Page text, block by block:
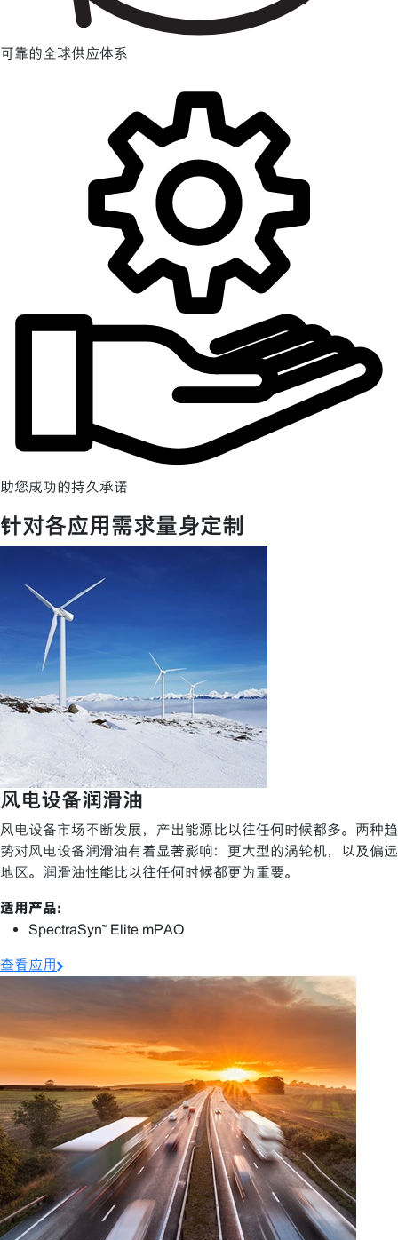
可靠的全球供应体系
助您成功的持久承诺
针对各应用需求量身定制
风电设备润滑油
风电设备市场不断发展，产出能源比以往任何时候都多。两种趋
势对风电设备润滑油有着显著影响：更大型的涡轮机，以及偏远
地区。润滑油性能比以往任何时候都更为重要。
适用产品:
SpectraSyn™ Elite mPAO
查看应用